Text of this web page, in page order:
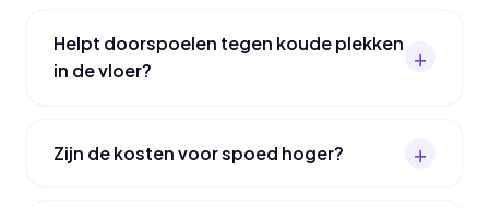
Helpt doorspoelen tegen koude plekken
in de vloer?
Zijn de kosten voor spoed hoger?